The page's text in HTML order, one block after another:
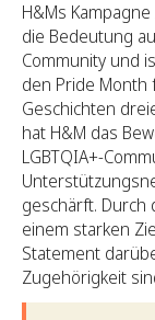
H&Ms
die Bedeutung
Community und
den Pride Month
Geschichten
hat H&M das
LGBTQIA+-
geschärft. Durch
einem starken
Statement
Zugehörigkeit